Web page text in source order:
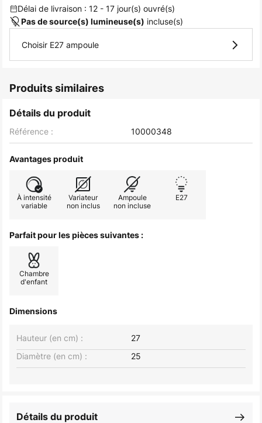
Délai de livraison : 12 - 17 jour(s) ouvré(s)
Pas de source(s) lumineuse(s) incluse(s)
Choisir E27 ampoule
Produits similaires
Détails du produit
Référence : 10000348
Avantages produit
À intensité
variable
Variateur
non inclus
Ampoule
non incluse
E27
Parfait pour les pièces suivantes :
Chambre
d'enfant
Dimensions
Hauteur (en cm) :
27
Diamètre (en cm) :
25
Détails du produit